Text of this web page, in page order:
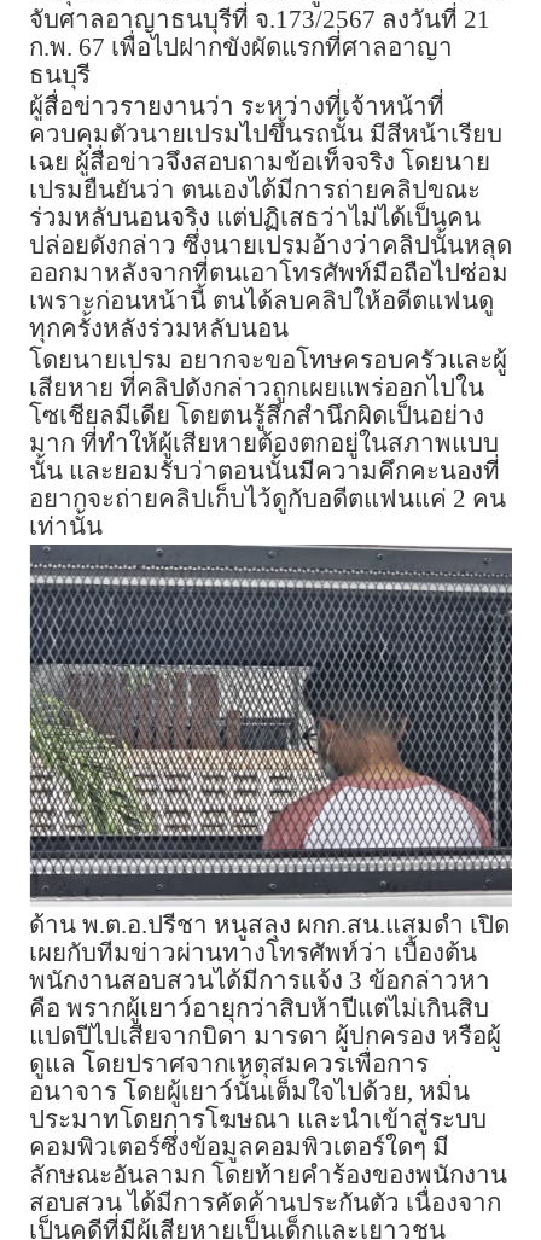
จับศาลอาญาธนบุรีที่ จ.173/2567 ลงวันที่ 21
ก.พ. 67 เพื่อไปฝากขังผัดแรกที่ศาลอาญา
ธนบุรี
ผู้สื่อข่าวรายงานว่า ระหว่างที่เจ้าหน้าที่
ควบคุมตัวนายเปรมไปขึ้นรถนั้น มีสีหน้าเรียบ
เฉย ผู้สื่อข่าวจึงสอบถามข้อเท็จจริง โดยนาย
เปรมยืนยันว่า ตนเองได้มีการถ่ายคลิปขณะ
ร่วมหลับนอนจริง แต่ปฏิเสธว่าไม่ได้เป็นคน
ปล่อยดังกล่าว ซึ่งนายเปรมอ้างว่าคลิปนั้นหลุด
ออกมาหลังจากที่ตนเอาโทรศัพท์มือถือไปซ่อม
เพราะก่อนหน้านี้ ตนได้ลบคลิปให้อดีตแฟนดู
ทุกครั้งหลังร่วมหลับนอน
โดยนายเปรม อยากจะขอโทษครอบครัวและผู้
เสียหาย ที่คลิปดังกล่าวถูกเผยแพร่ออกไปใน
โซเชียลมีเดีย โดยตนรู้สึกสำนึกผิดเป็นอย่าง
มาก ที่ทำให้ผู้เสียหายต้องตกอยู่ในสภาพแบบ
นั้น และยอมรับว่าตอนนั้นมีความคึกคะนองที่
อยากจะถ่ายคลิปเก็บไว้ดูกับอดีตแฟนแค่ 2 คน
เท่านั้น
ด้าน พ.ต.อ.ปรีชา หนูสลุง ผกก.สน.แสมดำ เปิด
เผยกับทีมข่าวผ่านทางโทรศัพท์ว่า เบื้องต้น
พนักงานสอบสวนได้มีการแจ้ง 3 ข้อกล่าวหา
คือ พรากผู้เยาว์อายุกว่าสิบห้าปีแต่ไม่เกินสิบ
แปดปีไปเสียจากบิดา มารดา ผู้ปกครอง หรือผู้
ดูแล โดยปราศจากเหตุสมควรเพื่อการ
อนาจาร โดยผู้เยาว์นั้นเต็มใจไปด้วย, หมิ่น
ประมาทโดยการโฆษณา และนำเข้าสู่ระบบ
คอมพิวเตอร์ซึ่งข้อมูลคอมพิวเตอร์ใดๆ มี
ลักษณะอันลามก โดยท้ายคำร้องของพนักงาน
สอบสวน ได้มีการคัดค้านประกันตัว เนื่องจาก
เป็นคดีที่มีผู้เสียหายเป็นเด็กและเยาวชน